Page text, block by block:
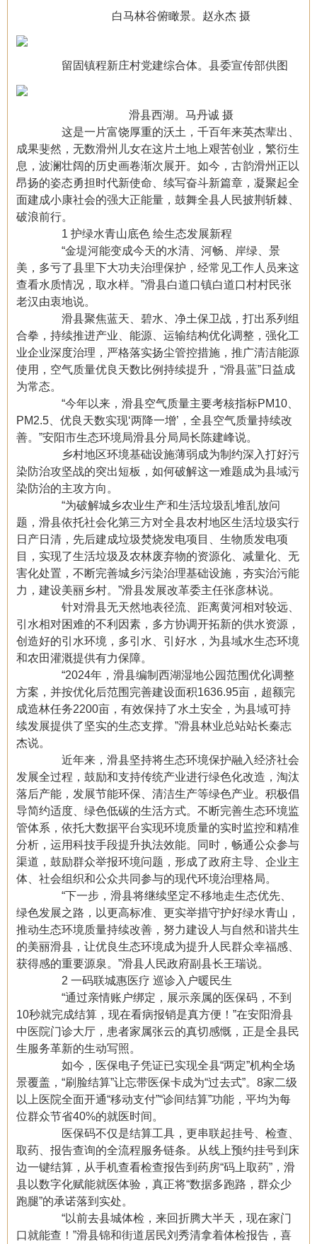
白马林谷俯瞰景。赵永杰 摄
留固镇程新庄村党建综合体。县委宣传部供图
滑县西湖。马丹诚 摄
这是一片富饶厚重的沃土，千百年来英杰辈出、
成果斐然，无数滑州儿女在这片土地上艰苦创业，繁衍生
息，波澜壮阔的历史画卷渐次展开。如今，古韵滑州正以
昂扬的姿态勇担时代新使命、续写奋斗新篇章，凝聚起全
面建成小康社会的强大正能量，鼓舞全县人民披荆斩棘、
破浪前行。
1 护绿水青山底色 绘生态发展新程
“金堤河能变成今天的水清、河畅、岸绿、景
美，多亏了县里下大功夫治理保护，经常见工作人员来这
查看水质情况，取水样。”滑县白道口镇白道口村村民张
老汉由衷地说。
滑县聚焦蓝天、碧水、净土保卫战，打出系列组
合拳，持续推进产业、能源、运输结构优化调整，强化工
业企业深度治理，严格落实扬尘管控措施，推广清洁能源
使用，空气质量优良天数比例持续提升，“滑县蓝”日益成
为常态。
“今年以来，滑县空气质量主要考核指标PM10、
PM2.5、优良天数实现‘两降一增’，全县空气质量持续改
善。”安阳市生态环境局滑县分局局长陈建峰说。
乡村地区环境基础设施薄弱成为制约深入打好污
染防治攻坚战的突出短板，如何破解这一难题成为县域污
染防治的主攻方向。
“为破解城乡农业生产和生活垃圾乱堆乱放问
题，滑县依托社会化第三方对全县农村地区生活垃圾实行
日产日清，先后建成垃圾焚烧发电项目、生物质发电项
目，实现了生活垃圾及农林废弃物的资源化、减量化、无
害化处置，不断完善城乡污染治理基础设施，夯实治污能
力，建设美丽乡村。”滑县发展改革委主任张彦林说。
针对滑县无天然地表径流、距离黄河相对较远、
引水相对困难的不利因素，多方协调开拓新的供水资源，
创造好的引水环境，多引水、引好水，为县域水生态环境
和农田灌溉提供有力保障。
“2024年，滑县编制西湖湿地公园范围优化调整
方案，并按优化后范围完善建设面积1636.95亩，超额完
成造林任务2200亩，有效保持了水土安全，为县域可持
续发展提供了坚实的生态支撑。”滑县林业总站站长秦志
杰说。
近年来，滑县坚持将生态环境保护融入经济社会
发展全过程，鼓励和支持传统产业进行绿色化改造，淘汰
落后产能，发展节能环保、清洁生产等绿色产业。积极倡
导简约适度、绿色低碳的生活方式。不断完善生态环境监
管体系，依托大数据平台实现环境质量的实时监控和精准
分析，运用科技手段提升执法效能。同时，畅通公众参与
渠道，鼓励群众举报环境问题，形成了政府主导、企业主
体、社会组织和公众共同参与的现代环境治理格局。
“下一步，滑县将继续坚定不移地走生态优先、
绿色发展之路，以更高标准、更实举措守护好绿水青山，
推动生态环境质量持续改善，努力建设人与自然和谐共生
的美丽滑县，让优良生态环境成为提升人民群众幸福感、
获得感的重要源泉。”滑县人民政府副县长王瑞说。
2 一码联城惠医疗 巡诊入户暖民生
“通过亲情账户绑定，展示亲属的医保码，不到
10秒就完成结算，现在看病报销是真方便！”在安阳滑县
中医院门诊大厅，患者家属张云的真切感慨，正是全县民
生服务革新的生动写照。
如今，医保电子凭证已实现全县“两定”机构全场
景覆盖，“刷脸结算”让忘带医保卡成为“过去式”。8家二级
以上医院全面开通“移动支付”“诊间结算”功能，平均为每
位群众节省40%的就医时间。
医保码不仅是结算工具，更串联起挂号、检查、
取药、报告查询的全流程服务链条。从线上预约挂号到床
边一键结算，从手机查看检查报告到药房“码上取药”，滑
县以数字化赋能就医体验，真正将“数据多跑路，群众少
跑腿”的承诺落到实处。
“以前去县城体检，来回折腾大半天，现在家门
口就能查！”滑县锦和街道居民刘秀清拿着体检报告，喜